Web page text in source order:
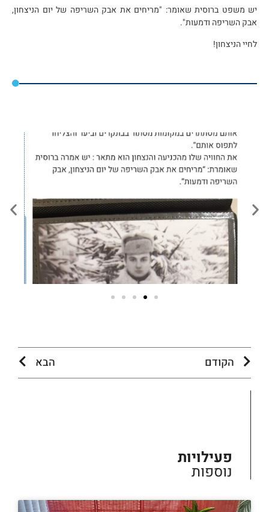
יש משפט ברוסית שאומר: "מריחים את אבק השריפה של יום הניצחון,
אבק השריפה ודמעות".
לחיי הניצחון!
הקודם הבא
פעילויות
נוספות